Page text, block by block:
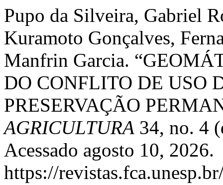
Pupo da Silveira, Gabriel
Kuramoto Gonçalves,
Manfrin Garcia.
DO CONFLITO DE USO
PRESERVAÇÃO
AGRICULTURA 34, no. 4
Acessado agosto 10, 2026.
https://